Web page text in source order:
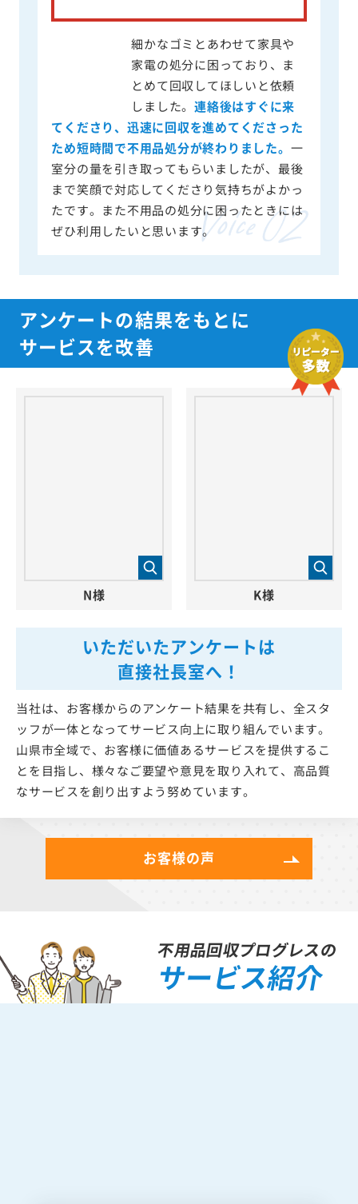
細かなゴミとあわせて家具や
家電の処分に困っており、ま
とめて回収してほしいと依頼
しました。連絡後はすぐに来
てくださり、迅速に回収を進めてくださった
ため短時間で不用品処分が終わりました。 一
室分の量を引き取ってもらいましたが、最後
まで笑顔で対応してくださり気持ちがよかっ
たです。また不用品の処分に困ったときには
ぜひ利用したいと思います。
アンケートの結果をもとに
サービスを改善
いただいたアンケートは
直接社長室へ！
当社は、お客様からのアンケート結果を共有し、全スタ
ッフが一体となってサービス向上に取り組んでいます。
山県市全域で、お客様に価値あるサービスを提供するこ
とを目指し、様々なご要望や意見を取り入れて、高品質
なサービスを創り出すよう努めています。
N様 K様
お客様の声
不用品回収プログレスの
サービス紹介